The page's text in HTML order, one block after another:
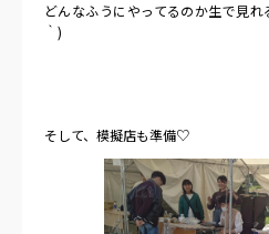
どんなふうにやってるのか生で見
｀)
そして、模擬店も準備♡